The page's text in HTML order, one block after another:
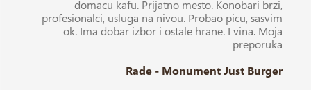
domacu kafu. Prijatno mesto. Konobari brzi,
profesionalci, usluga na nivou. Probao picu, sasvim
ok. Ima dobar izbor i ostale hrane. I vina. Moja
preporuka
Rade - Monument Just Burger